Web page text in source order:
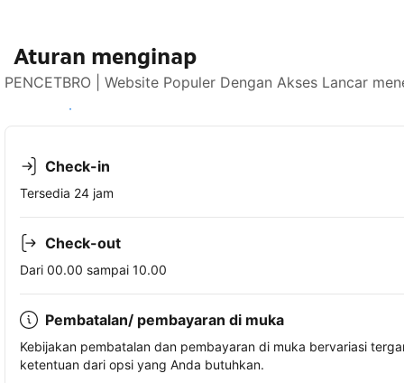
Aturan menginap
PENCETBRO | Website Populer Dengan Akses Lancar
Lihat ketersediaan
Check-in
Tersedia 24 jam
Check-out
Dari 00.00 sampai 10.00
Pembatalan/ pembayaran di muka
Kebijakan pembatalan dan pembayaran di muka bervariasi
ketentuan dari opsi yang Anda butuhkan.